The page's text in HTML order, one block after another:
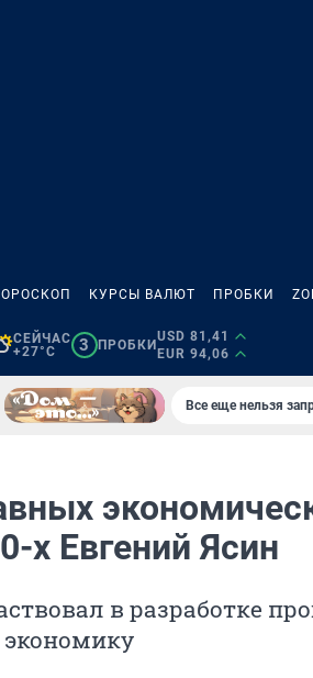
КУРСЫ ВАЛЮТ ПРОБКИ
СЕЙЧАС
+27°C
3 ПРОБКИ
USD 81,41
EUR 94,06
Все еще нельзя
х Евгений Ясин
в разработке